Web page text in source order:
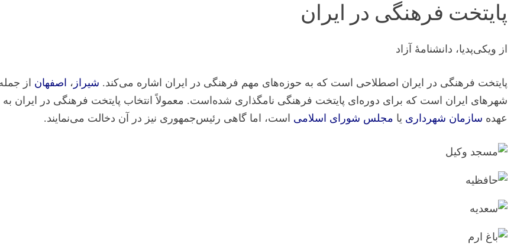
پایتخت فرهنگی در ایران
از ویکی‌پدیا، دانشنامهٔ آزاد
پایتخت فرهنگی در ایران اصطلاحی است که به حوزه‌های مهم فرهنگی در ایران اشاره می‌کند. شیراز ، اصفهان از
شهرهای ایران است که برای دوره‌ای پایتخت فرهنگی نامگذاری شده‌است. معمولاً انتخاب پایتخت فرهنگی در ایران به
عهده سازمان شهرداری یا مجلس شورای اسلامی است، اما گاهی رئیس‌جمهوری نیز در آن دخالت می‌نمایند.